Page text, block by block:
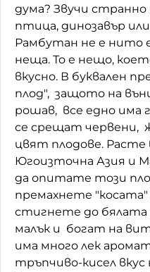
Златната ябълка
Непознатите
Като Айнщайн
Домашен
Питаме Ви
До ре ми
дума? Звучи странно
птица, динозавър
Рамбутан не е нито
неща. То е нещо,
вкусно. В буквален
плод", защото на
рошав, все едно има
се срещат червени,
цвят плодове.
Югоизточна Азия и
да опитате този
премахнете
стигнете до бялата
малък и богат на
има много лек
тръпчиво-кисел